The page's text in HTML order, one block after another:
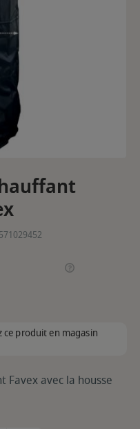
ce produit en magasin
Favex avec la housse